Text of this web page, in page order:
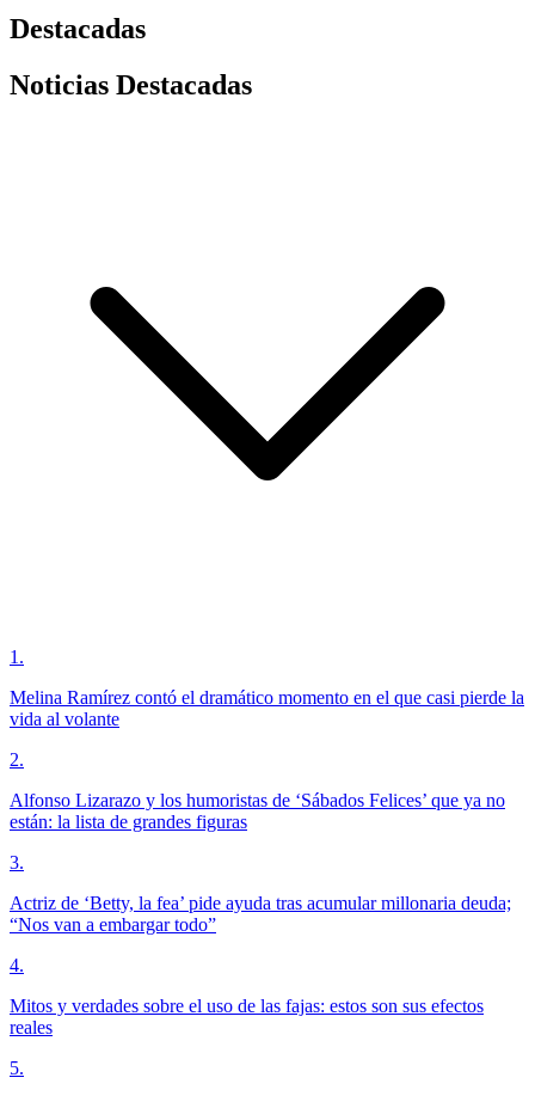
Destacadas
Noticias Destacadas
1 .
Melina Ramírez contó el dramático momento en el que casi pierde la
vida al volante
2.
Alfonso Lizarazo y los humoristas de ‘Sábados Felices’ que ya no
están: la lista de grandes figuras
3.
Actriz de ‘Betty, la fea’ pide ayuda tras acumular millonaria deuda;
“Nos van a embargar todo”
4.
Mitos y verdades sobre el uso de las fajas: estos son sus efectos
reales
5.